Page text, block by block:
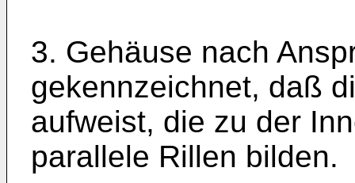
3. Gehäuse nach
gekennzeichnet, daß
aufweist, die zu der
parallele Rillen bilden.